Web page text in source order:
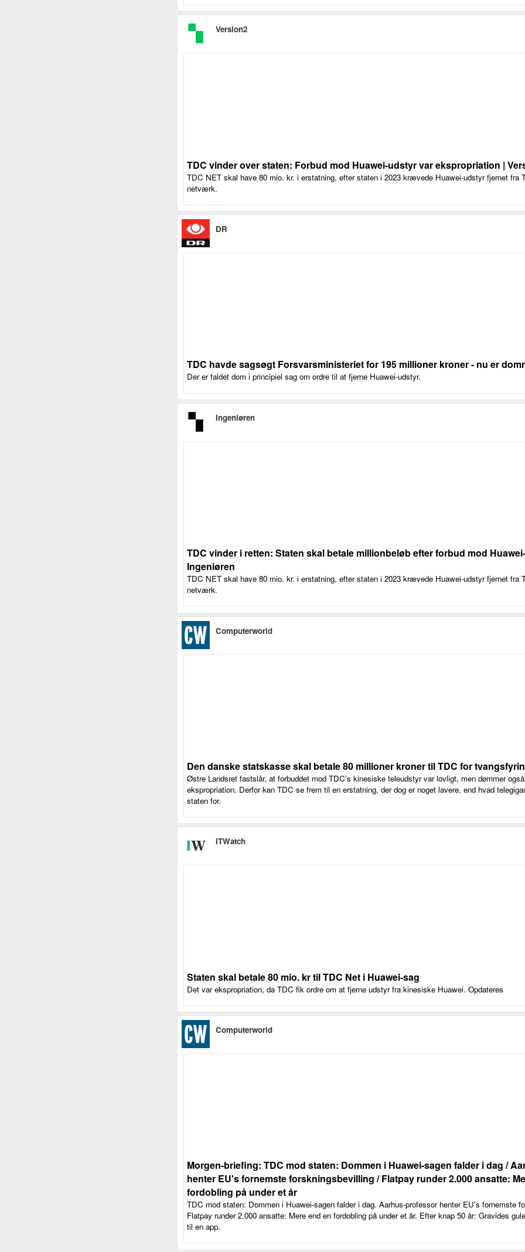
Version2
TDC vinder over staten: Forbud mod Huawei-udstyr var ekspropriation |
TDC NET skal have 80 mio. kr. i erstatning, efter staten i 2023 krævede Huawei-udstyr fjernet fra
netværk.
DR
TDC havde sagsøgt Forsvarsministeriet for 195 millioner kroner - nu er
Der er faldet dom i principiel sag om ordre til at fjerne Huawei-udstyr.
Ingeniøren
TDC vinder i retten: Staten skal betale millionbeløb efter forbud mod
Ingeniøren
TDC NET skal have 80 mio. kr. i erstatning, efter staten i 2023 krævede Huawei-udstyr fjernet fra
netværk.
Computerworld
Den danske statskasse skal betale 80 millioner kroner til TDC for
Østre Landsret fastslår, at forbuddet mod TDC's kinesiske teleudstyr var lovligt, men dømmer
ekspropriation. Derfor kan TDC se frem til en erstatning, der dog er noget lavere, end hvad
staten for.
ITWatch
Staten skal betale 80 mio. kr til TDC Net i Huawei-sag
Det var ekspropriation, da TDC fik ordre om at fjerne udstyr fra kinesiske Huawei. Opdateres
Computerworld
Morgen-briefing: TDC mod staten: Dommen i Huawei-sagen falder i dag /
henter EU's fornemste forskningsbevilling / Flatpay runder 2.000 ansatte:
fordobling på under et år
TDC mod staten: Dommen i Huawei-sagen falder i dag. Aarhus-professor henter EU's fornemste
Flatpay runder 2.000 ansatte: Mere end en fordobling på under et år. Efter knap 50 år: Gravides
til en app.